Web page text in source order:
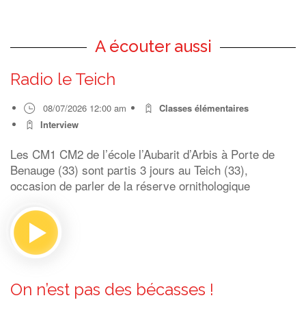
A écouter aussi
Radio le Teich
08/07/2026 12:00 am
Classes élémentaires
Interview
Les CM1 CM2 de l’école l’Aubarit d’Arbis à Porte de
Benauge (33) sont partis 3 jours au Teich (33),
occasion de parler de la réserve ornithologique
On n’est pas des bécasses !